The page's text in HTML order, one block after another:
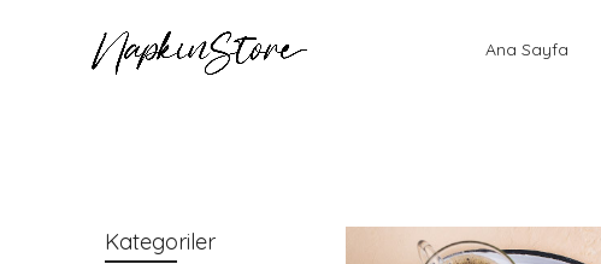
Ana Sayfa
Kategoriler